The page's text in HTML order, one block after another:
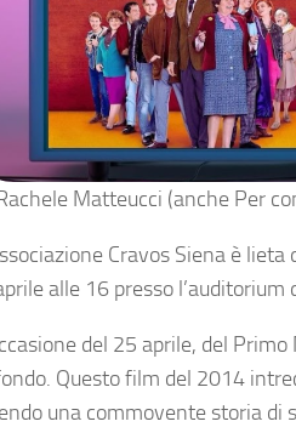
Matteucci (anche Per
Cravos Siena è
alle 16 presso
del 25 aprile, del
Questo film del 2014
una commovente storia di